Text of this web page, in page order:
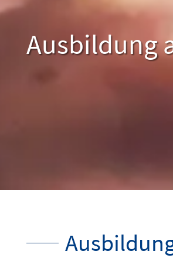
Ausbildung